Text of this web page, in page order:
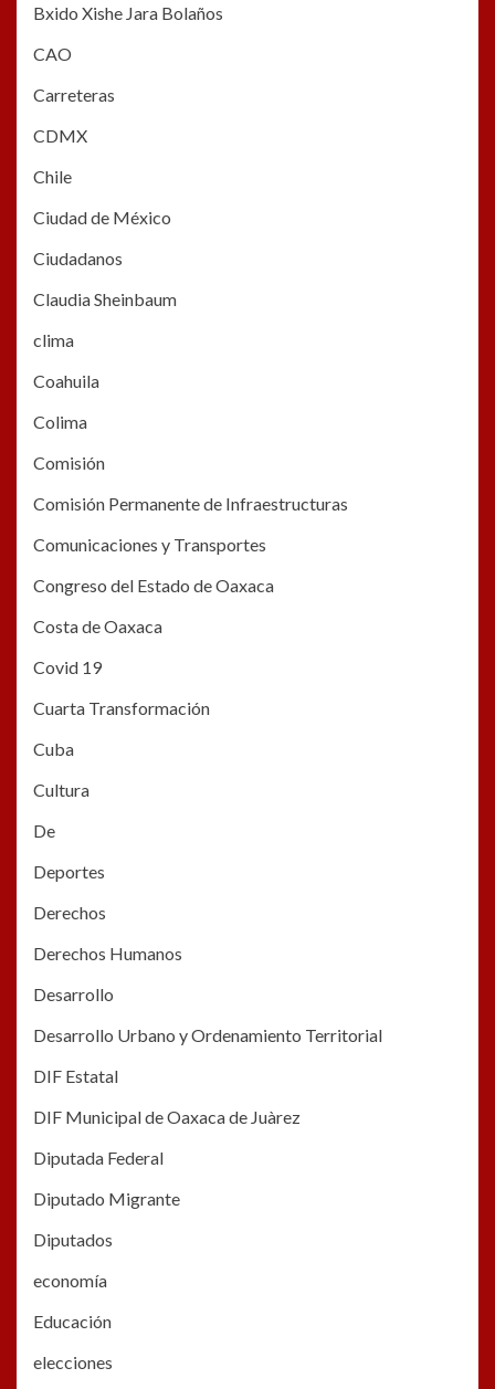
Bxido Xishe Jara Bolaños
CAO
Carreteras
CDMX
Chile
Ciudad de México
Ciudadanos
Claudia Sheinbaum
clima
Coahuila
Colima
Comisión
Comisión Permanente de Infraestructuras
Comunicaciones y Transportes
Congreso del Estado de Oaxaca
Costa de Oaxaca
Covid 19
Cuarta Transformación
Cuba
Cultura
De
Deportes
Derechos
Derechos Humanos
Desarrollo
Desarrollo Urbano y Ordenamiento Territorial
DIF Estatal
DIF Municipal de Oaxaca de Juàrez
Diputada Federal
Diputado Migrante
Diputados
economía
Educación
elecciones